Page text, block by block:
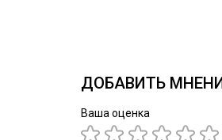
ДОБАВИТЬ
Ваша оценка